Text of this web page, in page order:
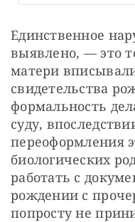
Единственное
выявлено, — это
матери
свидетельства
формальность
суду,
переоформления
биологических
работать с
рождении с
попросту не